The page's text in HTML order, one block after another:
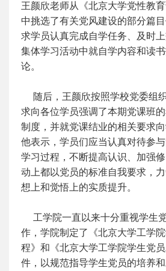
王颜欣老师从《北京大学党性教育
中挑选了有关党风建设的部分篇
求学员认真完成自学任务、及时
集体学习活动中就自学内容和读
论。
随后，王颜欣按照学校党委组
求向各位学员强调了本期党课班
制度，并就党课结业的相关要求向
他表示，学员们应当认真对待参
学习过程，不断提高认识、加强
动上都以党员的标准自我要求，
想上和觉悟上的实质提升。
工学院一直以来十分重视学生
作，学院制定了《北京大学工学
程》和《北京大学工学院学生党
件，以规范指导学生党员的培养